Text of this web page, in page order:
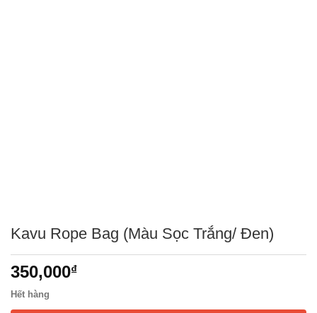
Kavu Rope Bag (Màu Sọc Trắng/ Đen)
350,000₫
Hết hàng